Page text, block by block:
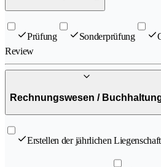
Prüfung Sonderprüfung
Review
Rechnungswesen /
Erstellen der jährlichen